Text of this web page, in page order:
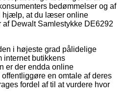
bedømmelser og af
hjælp, at du læser online
Dewalt Samlestykke DE6292
i højeste grad pålidelige
internet butikkens
er der endda online
en omtale af deres
fordel af til at vurdere hvor